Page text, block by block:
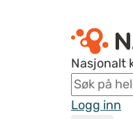
Nasjonalt
Logg inn